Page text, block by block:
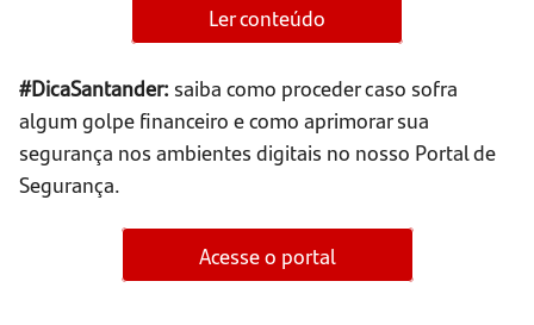
Ler conteúdo
#DicaSantander: saiba como proceder caso sofra
algum golpe financeiro e como aprimorar sua
segurança nos ambientes digitais no nosso Portal de
Segurança.
Acesse o portal